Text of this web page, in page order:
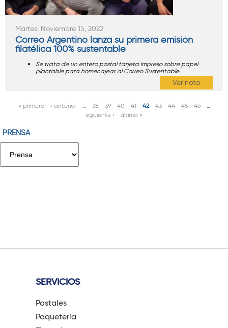
Martes, Noviembre 15, 2022
Correo Argentino lanza su primera emisión
filatélica 100% sustentable
Se trata de un entero postal tarjeta impreso sobre papel
plantable para homenajear al Correo Sustentable.
Ver nota
g
a
« primero ‹ anterior … 38 39 40 41 42 43 44 45 46
…
siguiente ›
última »
PRENSA
SERVICIOS
Postales
Paquetería